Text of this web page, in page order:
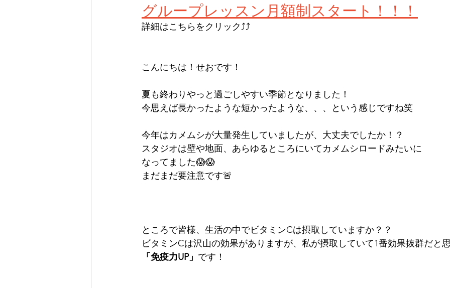
グループレッスン月額制スタート！！！
詳細はこちらをクリック⤴︎⤴︎
こんにちは！せおです！
夏も終わりやっと過ごしやすい季節となりました！
今思えば長かったような短かったような、、、という感じですね笑
今年はカメムシが大量発生していましたが、大丈夫でしたか！？
スタジオは壁や地面、あらゆるところにいてカメムシロードみたいに
なってました😱😱
まだまだ要注意です🚨
ところで皆様、生活の中でビタミンCは摂取していますか？？
ビタミンCは沢山の効果がありますが、私が摂取していて1番効果抜群だと
「免疫力UP」 です！